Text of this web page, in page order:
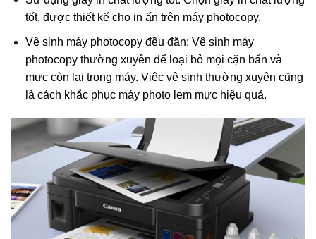
tốt, được thiết kế cho in ấn trên máy photocopy.
Vệ sinh máy photocopy đều đặn: Vệ sinh máy
photocopy thường xuyên để loại bỏ mọi cặn bẩn và
mực còn lại trong máy. Việc vệ sinh thường xuyên cũng
là cách khắc phục máy photo lem mực hiệu quả.